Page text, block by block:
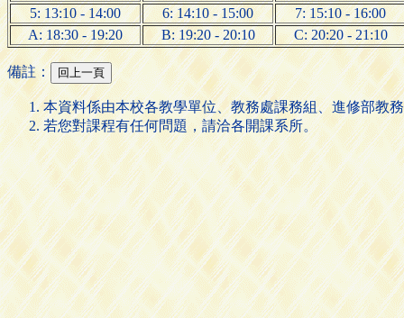
5: 13:10 - 14:00
6: 14:10 - 15:00
7: 15:10 - 16:00
A: 18:30 - 19:20
B: 19:20 - 20:10 C: 20:20 - 21:10
備註：
本資料係由本校各教學單位、教務處課務組、進修部教
若您對課程有任何問題，請洽各開課系所。